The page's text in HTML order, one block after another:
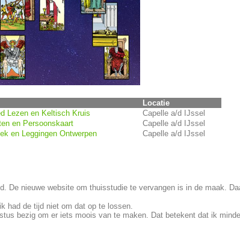
Locatie
Lezen en Keltisch Kruis
Capelle a/d IJssel
en Persoonskaart
Capelle a/d IJssel
en Leggingen Ontwerpen Capelle a/d IJssel
De nieuwe website om thuisstudie te vervangen is in de maak.
had de tijd niet om dat op te lossen.
bezig om er iets moois van te maken. Dat betekent dat ik